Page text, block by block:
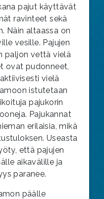
pajut käyttävät
ravinteet sekä
Näin altaassa on
vesille. Pajujen
paljon vettä vielä
ovat pudonneet,
vielä
istutetaan
pajukorin
Pajukannat
erilaisia, mikä
Useasta
että pajujen
aikavälille ja
paranee.
päälle